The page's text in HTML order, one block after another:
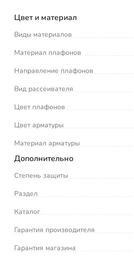
Цвет и материал
Виды материалов
Материал плафонов
Направление плафонов
Вид рассеивателя
Цвет плафонов
Цвет арматуры
Материал арматуры
Дополнительно
Степень защиты
Раздел
Каталог
Гарантия производителя
Гарантия магазина